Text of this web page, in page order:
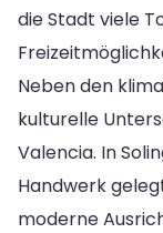
die Stadt viele
Neben den
kulturelle
Valencia. In
Handwerk
moderne